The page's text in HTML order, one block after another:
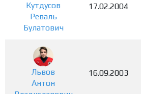
Кутдусов
Реваль
Булатович
17.02.2004
Львов
Антон
16.09.2003